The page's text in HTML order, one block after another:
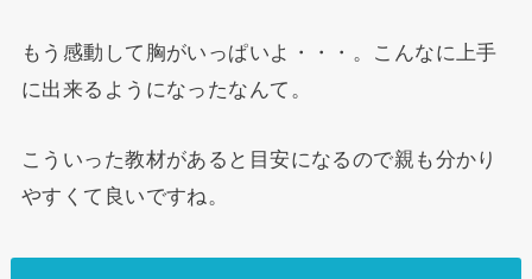
もう感動して胸がいっぱいよ・・・。こんなに上手
に出来るようになったなんて。
こういった教材があると目安になるので親も分かり
やすくて良いですね。